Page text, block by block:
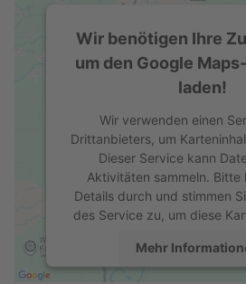
Wir benötigen Ihre
um den Google
laden!
Wir verwenden einen
Drittanbieters, um
Dieser Service kann
Aktivitäten sammeln. Bitte
Details durch und stimmen
des Service zu, um diese
Mehr